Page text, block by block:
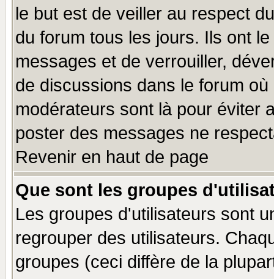
le but est de veiller au respect
du forum tous les jours. Ils ont
messages et de verrouiller,
de discussions dans le forum
modérateurs sont là pour éviter
poster des messages ne
Revenir en haut de page
Que sont les groupes
Les groupes d'utilisateurs sont
regrouper des utilisateurs.
groupes (ceci diffère de la